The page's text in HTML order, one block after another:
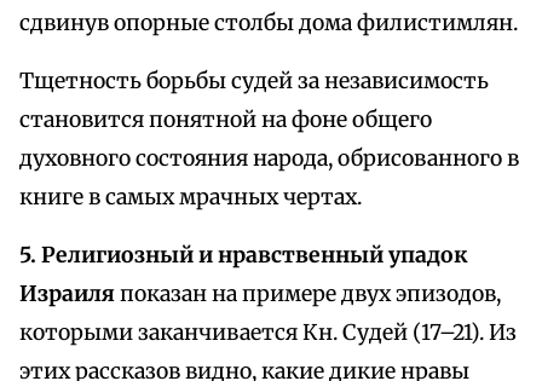
сдвинув опорные столбы дома филистимлян.
Тщетность борьбы судей за независимость
становится понятной на фоне общего
духовного состояния народа, обрисованного в
книге в самых мрачных чертах.
5. Религиозный и нравственный упадок
Израиляпоказан на примере двух эпизодов,
которыми заканчивается Кн. Судей (17–21). Из
этих рассказов видно, какие дикие нравы